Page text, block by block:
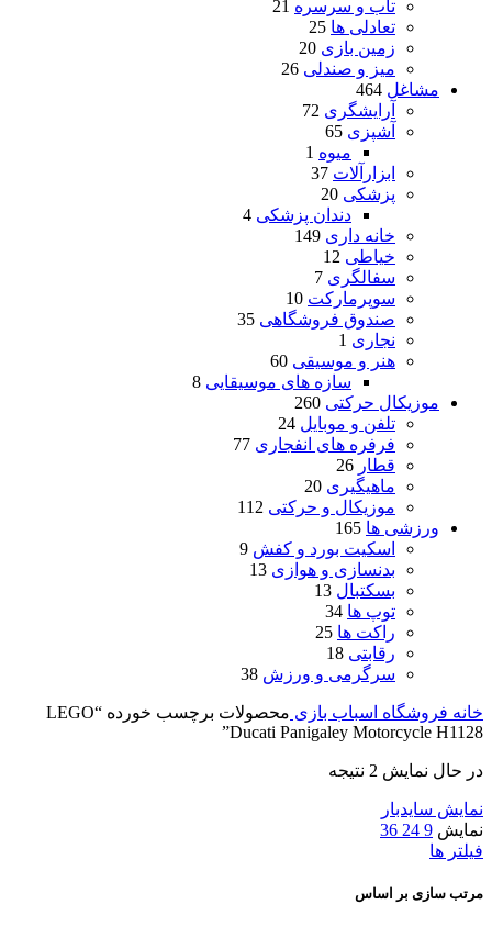
تاب و سرسره 21
تعادلی ها 25
زمین بازی 20
میز و صندلی 26
مشاغل 464
آرایشگری 72
آشپزی 65
میوه 1
ابزارآلات 37
پزشکی 20
دندان پزشکی 4
خانه داری 149
خیاطی 12
سفالگری 7
سوپرمارکت 10
صندوق فروشگاهی 35
نجاری 1
هنر و موسیقی 60
سازه های موسیقایی 8
موزیکال حرکتی 260
تلفن و موبایل 24
فرفره های انفجاری 77
قطار 26
ماهیگیری 20
موزیکال و حرکتی 112
ورزشی ها 165
اسکیت بورد و کفش 9
بدنسازی و هوازی 13
بسکتبال 13
توپ ها 34
راکت ها 25
رقابتی 18
سرگرمی و ورزش 38
خانه فروشگاه اسباب بازی
محصولات برچسب خورده “LEGO
Ducati Panigaley Motorcycle H1128”
در حال نمایش 2 نتیجه
نمایش سایدبار
نمایش 9
24
36
فیلتر ها
مرتب سازی بر اساس